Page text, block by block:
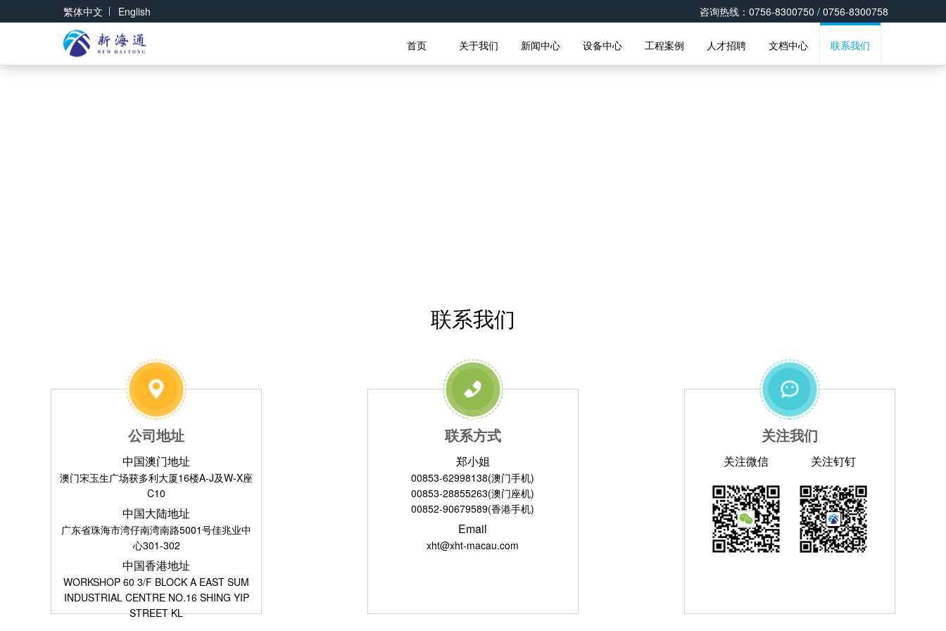
繁体中文 | English 咨询热线：0756-8300750 / 0756-8300758
首页 关于我们 新闻中心 设备中心 工程案例 人才招聘 文档中心 联系我们
联系我们
公司地址
中国澳门地址
澳门宋玉生广场获多利大厦16楼A-J及W-X座
C10
中国大陆地址
广东省珠海市湾仔南湾南路5001号佳兆业中
心301-302
中国香港地址
WORKSHOP 60 3/F BLOCK A EAST SUM
INDUSTRIAL CENTRE NO.16 SHING YIP
STREET KL
联系方式
郑小姐
00853-62998138(澳门手机)
00853-28855263(澳门座机)
00852-90679589(香港手机)
Email
xht@xht-macau.com
关注我们
关注微信 关注钉钉